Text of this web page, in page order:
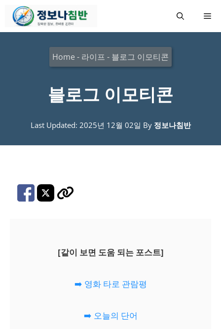
메
Home - 라이프 - 블로그 이모티콘
블로그 이모티콘
Last Updated: 2025년 12월 02일 By 정보나침반
[같이 보면 도움 되는 포스트]
➡️ 영화 타로 관람평
➡️ 오늘의 단어